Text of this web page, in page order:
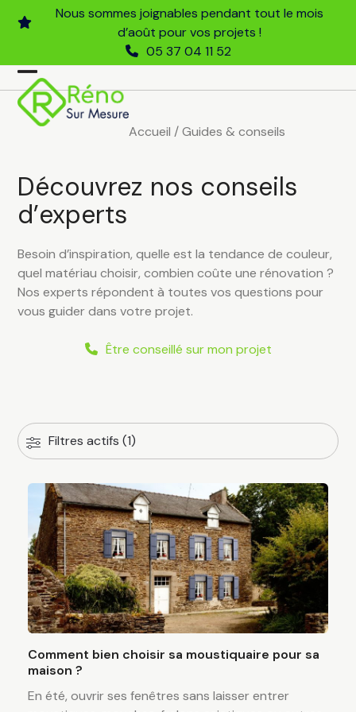
Nous sommes joignables pendant tout le mois
d’août pour vos projets !
05 37 04 11 52
Open
mobile
Close
mobile
Accueil /Guides & conseils
Découvrez nos conseils
d’experts
Besoin d’inspiration, quelle est la tendance de couleur,
quel matériau choisir, combien coûte une rénovation ?
Nos experts répondent à toutes vos questions pour
vous guider dans votre projet.
Être conseillé sur mon projet
Filtres actifs (1)
Comment bien choisir sa moustiquaire pour sa
maison ?
En été, ouvrir ses fenêtres sans laisser entrer